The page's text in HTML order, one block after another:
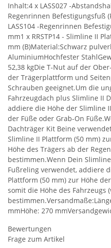
Inhalt:4 x LASS027 -
Regenrinnen Befestigungsfuß
LASS104 -Regenrinnen
mm1 x RRSTP14 - Slimline II
mm (B)Material:Schwarz
AluminiumHochfester
52,38 kgDie T-Nut auf der
der Trägerplattform und
Schrauben geeignet.Um die
Fahrzeugdach plus Slimline II
addiere die Höhe der Slimline
der Füße oder Grab-On
Dachträger Kit Beine
Slimline II Plattform (50 mm)
Höhe des Trägers ab der
bestimmen.Wenn Dein
Fußreling verwendet, addiere
Plattform (50 mm) zur Höhe
somit die Höhe des Fahrzeugs
mmHöhe: 270
Bewertungen
Frage zum Artikel